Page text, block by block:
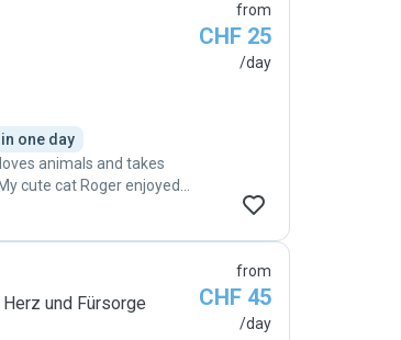
one day
animals and takes
cute cat Roger enjoyed
his favourite food. I highly
from
CHF 25
/day
und Fürsorge
from
CHF 45
/day